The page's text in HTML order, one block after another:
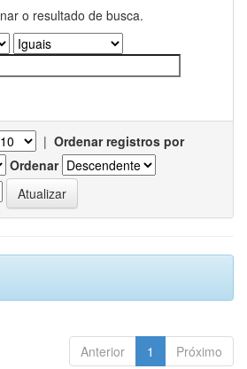
o resultado de busca.
| Ordenar registros por
Ordenar
Anterior 1 Próximo